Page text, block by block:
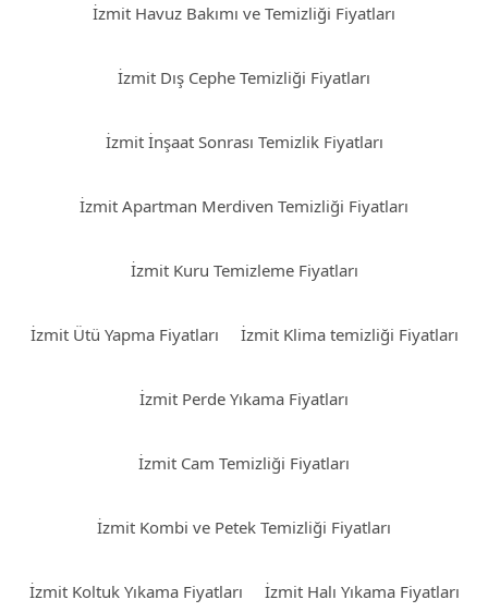
İzmit Havuz Bakımı ve Temizliği Fiyatları
İzmit Dış Cephe Temizliği Fiyatları
İzmit İnşaat Sonrası Temizlik Fiyatları
İzmit Apartman Merdiven Temizliği Fiyatları
İzmit Kuru Temizleme Fiyatları
İzmit Ütü Yapma Fiyatları İzmit Klima temizliği Fiyatları
İzmit Perde Yıkama Fiyatları
İzmit Cam Temizliği Fiyatları
İzmit Kombi ve Petek Temizliği Fiyatları
İzmit Koltuk Yıkama Fiyatları İzmit Halı Yıkama Fiyatları